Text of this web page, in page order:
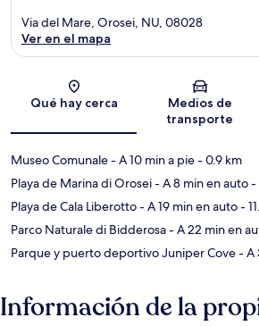
Sección del
Via del Mare, Orosei, NU, 08028
Ver en el mapa
Qué hay cerca
Medios de
transporte
Museo Comunale- A 10 min a pie- 0.9 km
Playa de Marina di Orosei- A 8 min en auto-
Playa de Cala Liberotto- A 19 min en auto-
Parco Naturale di Bidderosa- A 22 min en
Parque y puerto deportivo Juniper Cove- A
Información de la